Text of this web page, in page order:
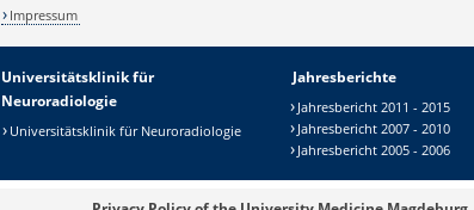
Impressum
Universitätsklinik für
Neuroradiologie
Universitätsklinik für Neuroradiologie
Jahresberichte
Jahresbericht 2011 - 2015
Jahresbericht 2007 - 2010
Jahresbericht 2005 - 2006